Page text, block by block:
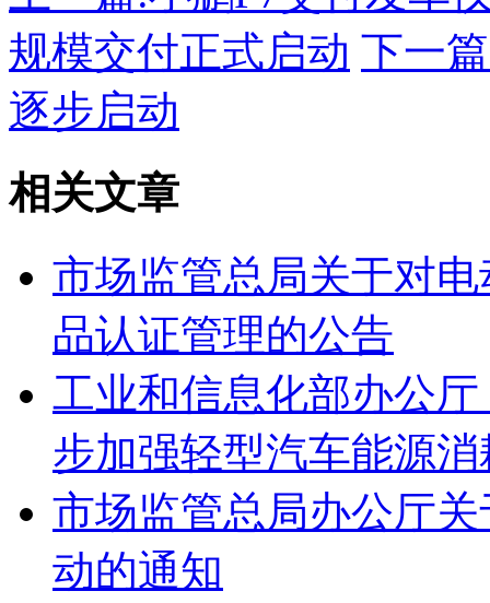
规模交付正式启动 下一
逐步启动
相关文章
市场监管总局关于对
品认证管理的公告
工业和信息化部办公
步加强轻型汽车能源
市场监管总局办公厅
动的通知